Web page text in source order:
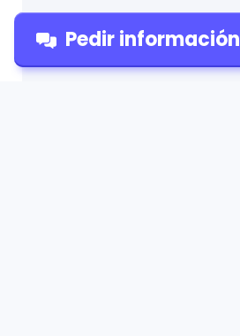
Pedir información